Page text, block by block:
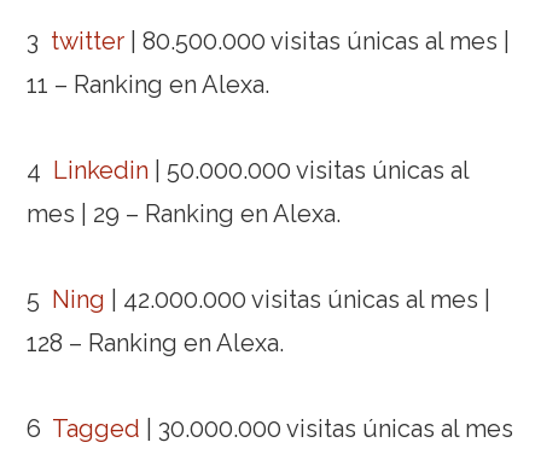
3 twitter | 80.500.000 visitas únicas al mes |
11 – Ranking en Alexa.
4 Linkedin | 50.000.000 visitas únicas al
mes | 29 – Ranking en Alexa.
5 Ning
| 42.000.000 visitas únicas al mes |
128 – Ranking en Alexa.
6 Tagged | 30.000.000 visitas únicas al mes